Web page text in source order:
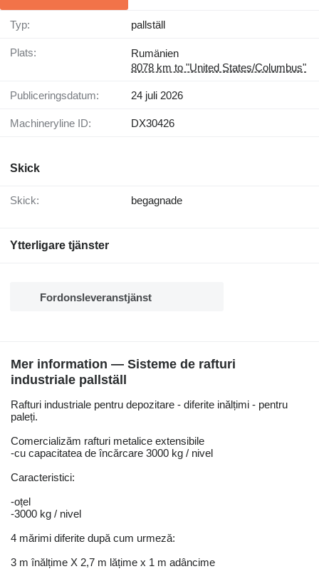
Typ: pallställ
Plats:
Rumänien
8078 km to "United States/Columbus"
Publiceringsdatum: 24 juli 2026
Machineryline ID: DX30426
Skick
Skick: begagnade
Ytterligare tjänster
Fordonsleveranstjänst
Mer information — Sisteme de rafturi
industriale pallställ
Rafturi industriale pentru depozitare - diferite inălțimi - pentru
paleți.
Comercializăm rafturi metalice extensibile
-cu capacitatea de încărcare 3000 kg / nivel
Caracteristici:
-oțel
-3000 kg / nivel
4 mărimi diferite după cum urmeză:
3 m înălțime X 2,7 m lățime x 1 m adâncime